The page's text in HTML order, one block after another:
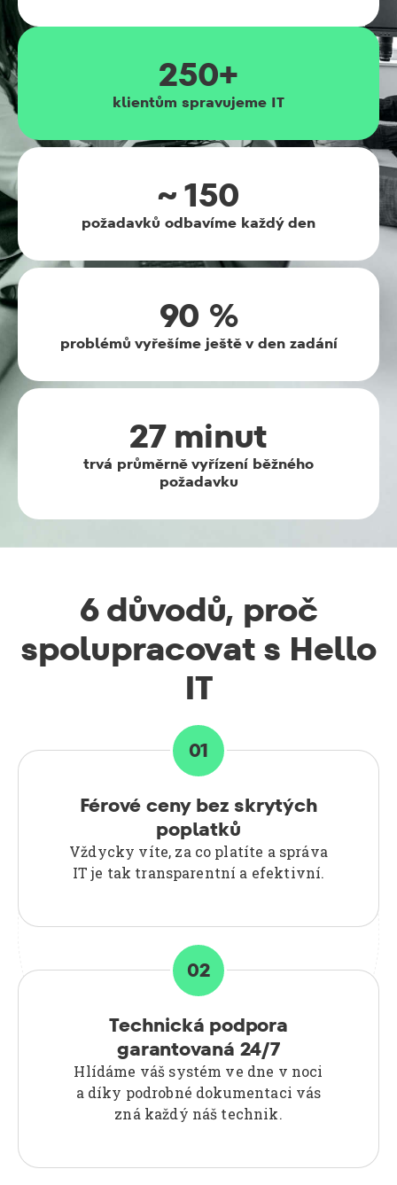
250+
klientům spravujeme IT
~ 150
požadavků odbavíme každý den
90 %
problémů vyřešíme ještě v den zadání
27 minut
trvá průměrně vyřízení běžného
požadavku
6 důvodů, proč
spolupracovat s Hello
IT
Férové ceny bez skrytých
poplatků
Vždycky víte, za co platíte a správa
IT je tak transparentní a efektivní.
01
Technická podpora
garantovaná 24/7
Hlídáme váš systém ve dne v noci
a díky podrobné dokumentaci vás
zná každý náš technik.
02